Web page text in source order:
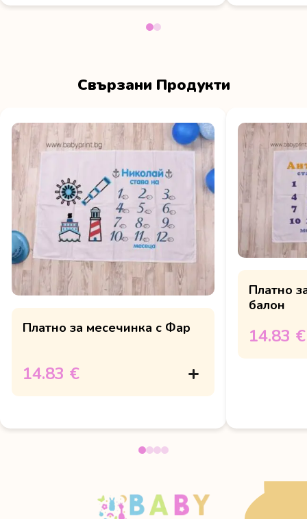
Свързани Продукти
Платно за месечинка с Фар
14.83 €
Платно
балон
14.83 €